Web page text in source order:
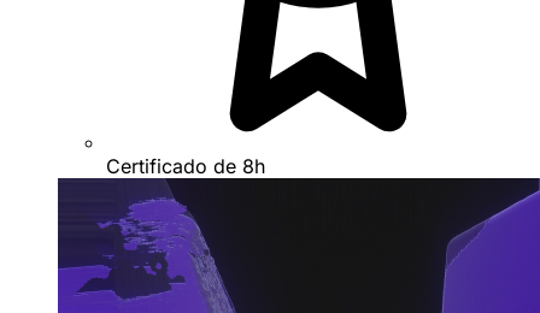
Certificado de 8h